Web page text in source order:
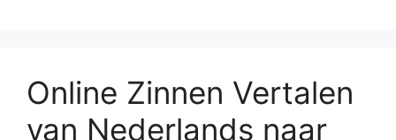
Online Zinnen Vertalen
van Nederlands naar